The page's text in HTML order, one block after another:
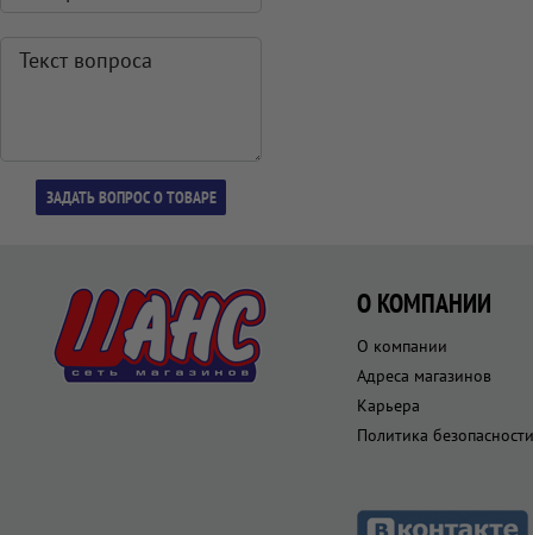
О КОМПАНИИ
О компании
Адреса магазинов
Карьера
Политика безопасности